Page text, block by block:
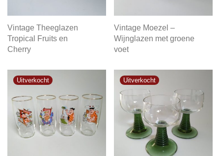
Vintage Theeglazen
Tropical Fruits en
Cherry
Vintage Moezel –
Wijnglazen met groene
voet